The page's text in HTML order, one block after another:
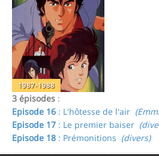
1987-1988
3 épisodes :
Episode 16 : L'hôtesse de l'air
Episode 17 : Le premier baiser
Episode 18 : Prémonitions (divers)